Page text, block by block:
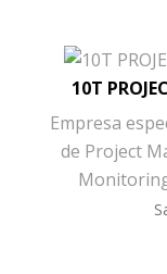
10T
Empresa
de Project